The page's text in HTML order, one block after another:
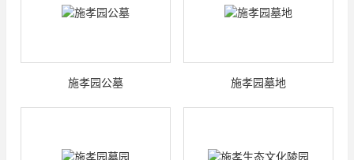
施孝园公墓 施孝园墓地